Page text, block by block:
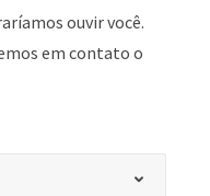
ouvir você.
em contato o